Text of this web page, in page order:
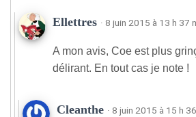
Ellettres · 8 juin 2015 à 13 h 37
A mon avis, Coe est plus
délirant. En tout cas je note !
Cleanthe · 8 juin 2015 à 15 h